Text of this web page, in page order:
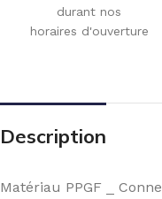
durant nos
horaires d'ouverture
Description
Matériau PPGF _